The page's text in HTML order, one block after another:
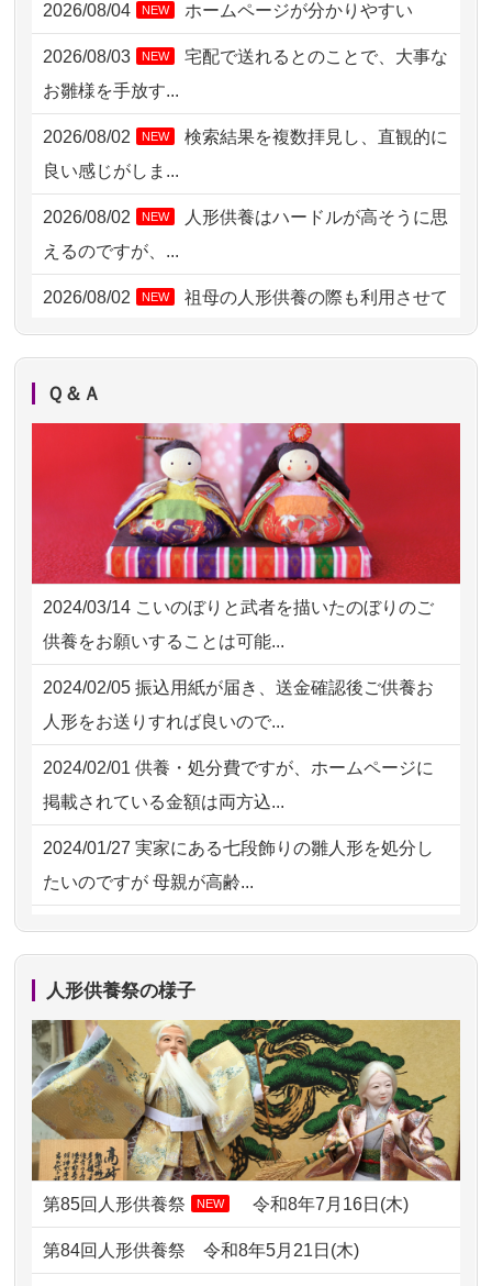
2026/08/02 11:15 千葉県の方からお申込み
2026/08/02 10:39 神奈川の方からお申込み
2026/08/01 19:28 東京都の方からお申込み
2026/08/01 17:10
2026/08/01 11:07 さいたの方からお申込み
2026/07/31 17:28 栃木県の方からお申込み
2026/07/31 12:32
2026/07/31 10:29 京都市の方からお申込み
2026/07/31 08:41 埼玉県の方からお申込み
2026/07/30 22:27 墨田区の方からお申込み
2026/07/30 17:02 神奈川の方からお申込み
2026/07/30 15:59 神奈川の方からお申込み
2026/07/30 08:46 東京都の方からお申込み
2026/08/04 NEW ホームページが分かりやすい
2026/08/03 NEW
宅配で送れるとのことで、大事な
お雛様を手放す...
2026/08/02 NEW
検索結果を複数拝見し、直観的に
良い感じがしま...
2026/08/02 NEW
人形供養はハードルが高そうに思
えるのですが、...
2026/08/02 NEW
祖母の人形供養の際も利用させて
いただき安心感がある
供養の内容（料金や送り方等）がとて
も丁寧に説...
2026/07/18つい先日も利用させていただきまし
た。 手続...
2026/07/18 大切にしていたお人形をきちんと供養
してくださ...
2026/07/15 子供の頃から可愛がってきた七段飾り
の雛人形で...
2026/07/15 お客様の声を読み、丁寧に供養してい
ただけそう...
2026/07/13 遠方からでもご依頼出来る点と申込ま
での方法が...
2026/07/10家から近かったので。
2026/07/08誰も住んでいない実家の片付けを始め
ました。 ...
2026/07/069年間自由が丘店を見守ってくれてあり
がとう。
2026/07/05しっかりとお人形たちの供養をしてい
ただけると...
Ｑ＆Ａ
2024/03/14 こいのぼりと武者を描いたのぼりのご
供養をお願いすることは可能...
2024/02/05 振込用紙が届き、送金確認後ご供養お
人形をお送りすれば良いので...
2024/02/01 供養・処分費ですが、ホームページに
掲載されている金額は両方込...
2024/01/27 実家にある七段飾りの雛人形を処分し
たいのですが 母親が高齢...
2024/01/13剥製の供養・処分をお願いできます
ですが？
2024/01/13お雛様のセットを供養・処分したいの
ですが、お雛様とお内裏様だ...
2024/01/13供養申込みの後、供養祭までお人形は
どうなってるのですか？
2024/01/13会社のようですが、きちんと供養して
人形供養祭の様子
第85回人形供養祭 NEW 令和8年7月16日(木)
第84回人形供養祭令和8年5月21日(木)